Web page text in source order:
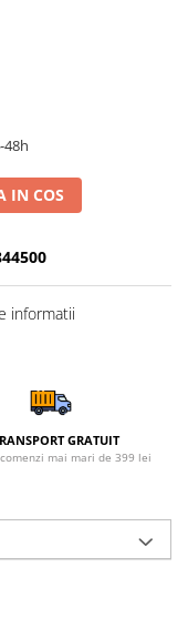
48h
IN COS
informatii
GRATUIT
mai mari de 399 lei